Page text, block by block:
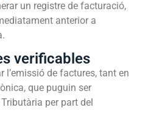
un registre de facturació,
anterior a
verificables
l’emissió de factures, tant en
que puguin ser
per part del